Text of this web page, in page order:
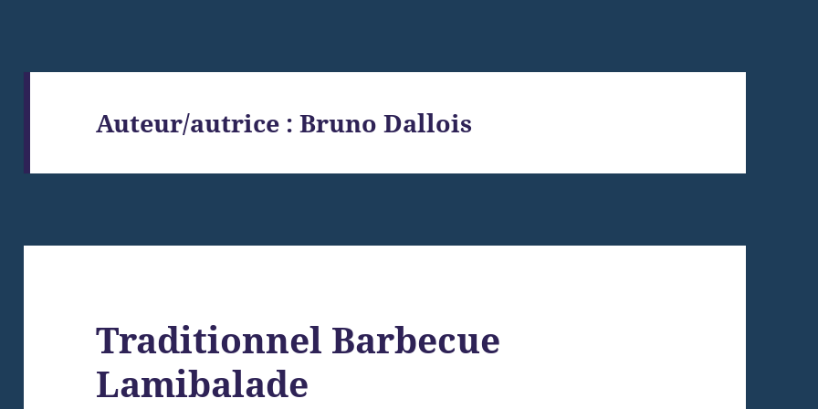
Auteur/autrice :Bruno Dallois
Traditionnel Barbecue
Lamibalade